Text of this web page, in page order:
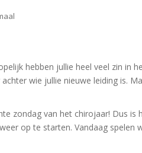
hebben jullie heel veel zin in
wie jullie nieuwe leiding is.
zondag van het chirojaar! Dus
op te starten. Vandaag spelen